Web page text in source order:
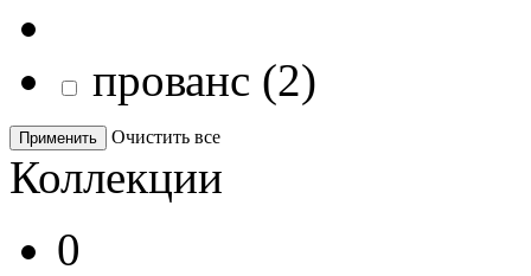
прованс (2)
Применить Очистить все
Коллекции
0